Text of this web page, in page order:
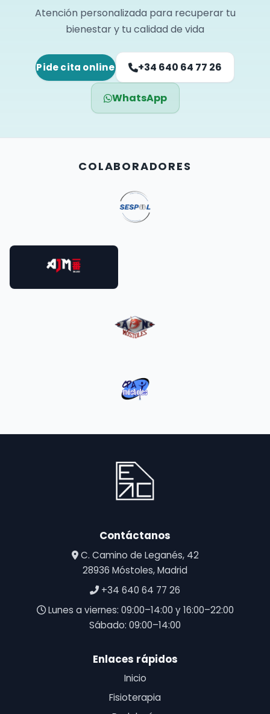
Atención personalizada para recuperar tu
bienestar y tu calidad de vida
Pide cita online +34 640 64 77 26
WhatsApp
COLABORADORES
Contáctanos
C. Camino de Leganés, 42
28936 Móstoles, Madrid
+34 640 64 77 26
Lunes a viernes: 09:00–14:00 y 16:00–22:00
Sábado: 09:00–14:00
Enlaces rápidos
Inicio
Fisioterapia